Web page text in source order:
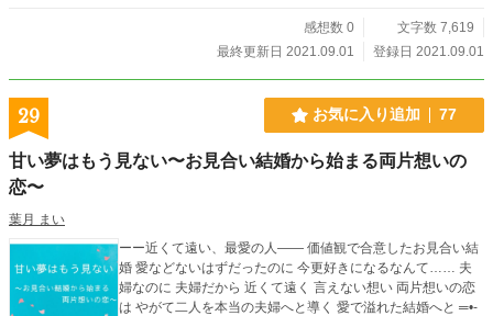
感想数 0
文字数 7,619
最終更新日 2021.09.01
登録日 2021.09.01
29 お気に入り追加 77
甘い夢はもう見ない〜お見合い結婚から始まる両片想いの
恋〜
葉月 まい
ーー近くて遠い、最愛の人―― 価値観で合意したお見合い結
婚 愛などないはずだったのに 今更好きになるなんて…… 夫
婦なのに 夫婦だから 近くて遠く 言えない想い 両片想いの恋
は やがて二人を本当の夫婦へと導く 愛で溢れた結婚へと ═•-